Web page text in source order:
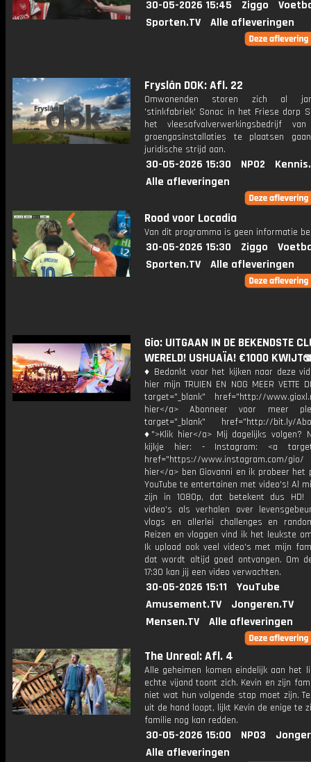
30-05-2026 15:45 Ziggo
Sporten.TV
Alle afleveringen
Fryslân DOK: Afl. 22
Omwonenden storen zich al
'stinkfabriek' Sonac in het Friese dorp
het vleesafvalverwerkingsbedrijf
groengasinstallaties te plaatsen
juridische strijd aan.
30-05-2026 15:30 NPO2
Alle afleveringen
Rood voor Locadia
Van dit programma is geen informatie
30-05-2026 15:30 Ziggo
Sporten.TV
Alle afleveringen
Gio: UITGAAN IN DE BEKENDSTE
WERELD! USHUAÏA! €1000
♦ Bedankt voor het kijken naar deze
hier mijn TRUIEN EN NOG MEER VETTE
target="_blank" href="http://
hier</a> Abonneer voor meer
target="_blank" href="http://bit.ly/
♦">Klik hier</a> Mij dagelijks volgen?
kijkje hier: - Instagram: <a
href="https://www.instagram.com/
hier</a> ben Giovanni en ik probeer het
YouTube te entertainen met video's! Al
zijn in 1080p, dat betekent dus HD!
video's als verhalen over
vlogs en allerlei challenges en
Reizen en vloggen vind ik het leukste
Ik upload ook veel video's met mijn
dat wordt altijd goed ontvangen. Om
17:30 kan jij een video verwachten.
30-05-2026 15:11
YouTube
Amusement.TV
Jongeren.TV
Mensen.TV
Alle afleveringen
The Unreal: Afl. 4
Alle geheimen komen eindelijk aan het
echte vijand toont zich. Kevin en zijn
niet wat hun volgende stap moet zijn.
uit de hand loopt, lijkt Kevin de enige te
familie nog kan redden.
30-05-2026 15:00 NPO3
Alle afleveringen